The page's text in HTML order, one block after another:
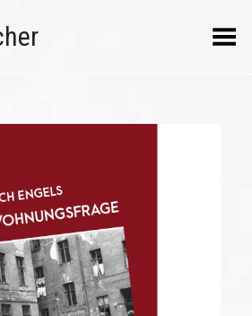
Menü umschalten